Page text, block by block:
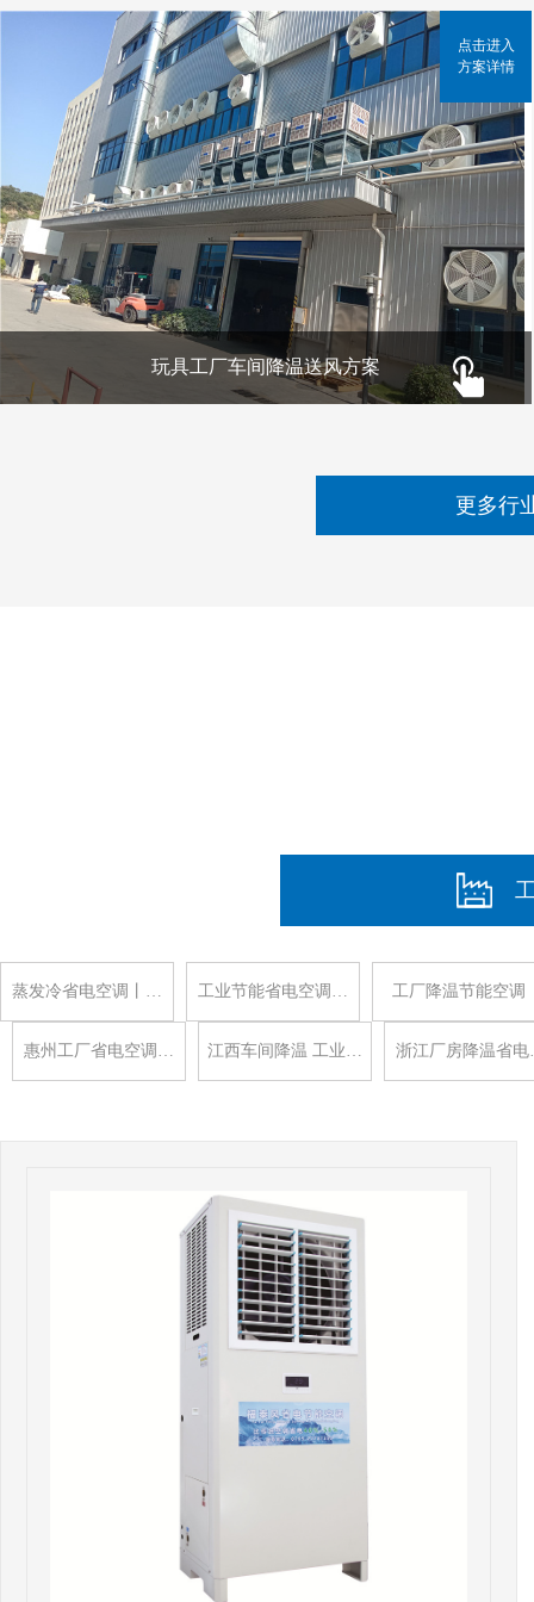
玩具工厂车间降温送风方案
点击进入
方案详情
更多行
蒸发冷省电空调丨… 工业节能省电空调… 工厂降温节能空调
惠州工厂省电空调… 江西车间降温 工业… 浙江厂房降温省